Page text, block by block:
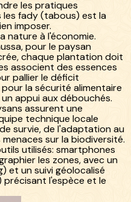
les pratiques
les fady (tabous) est la
imposer.
nature à l'économie.
pour le paysan
chaque plantation doit
associent des essences
pallier le déficit
la sécurité alimentaire
appui aux débouchés.
assurent une
technique locale
survie, de l'adaptation au
sur la biodiversité.
utilisés: smartphones
les zones, avec un
et un suivi géolocalisé
l'espèce et le